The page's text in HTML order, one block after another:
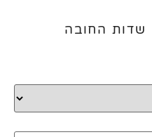
שדות החובה